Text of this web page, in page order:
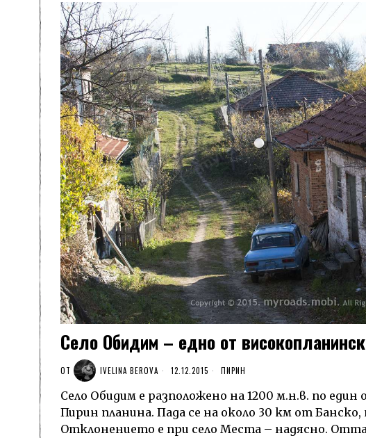
Село Обидим – едно от
ОТ IVELINA BEROVA 12.12.2015 ПИРИН
Село Обидим е разположено на 1200 м.н.в. по
Пирин планина. Пада се на около 30 км от Банско,
Отклонението е при село Места – надясно.